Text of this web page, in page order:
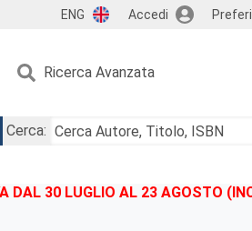
ENG Accedi
Ricerca Avanzata
Cerca:
DAL 30 LUGLIO AL 23 AGOSTO